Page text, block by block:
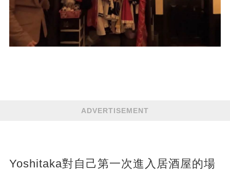
ADVERTISEMENT
Yoshitaka對自己第一次進入居酒屋的場